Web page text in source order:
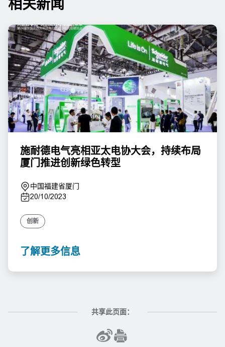
相关新闻
施耐德电气亮相亚太电协大会，持续布局
厦门推进创新绿色转型
中国福建省厦门
20/10/2023
创新
了解更多信息
共享此页面：